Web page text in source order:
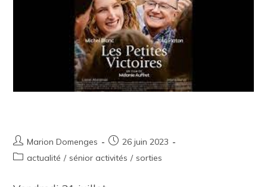
Marion Domenges
26 juin 2023
actualité / sénior activités / sorties